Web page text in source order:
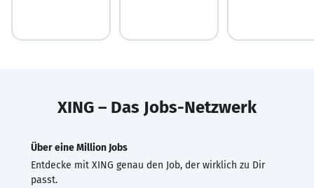
XING – Das Jobs-Netzwerk
Über eine Million Jobs
Entdecke mit XING genau den Job, der wirklich zu Dir
passt.